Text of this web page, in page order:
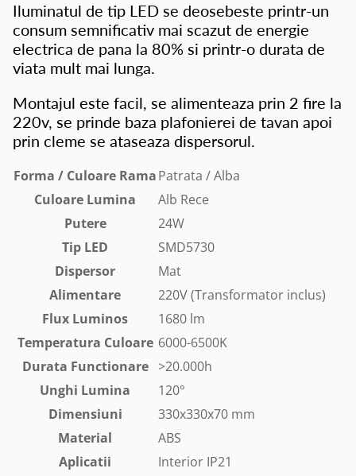
Iluminatul de tip LED se deosebeste printr-un
consum semnificativ mai scazut de energie
electrica de pana la 80% si printr-o durata de
viata mult mai lunga.
Montajul este facil, se alimenteaza prin 2 fire la
220v, se prinde baza plafonierei de tavan apoi
prin cleme se ataseaza dispersorul.
Forma / Culoare RamaPatrata / Alba
Culoare Lumina
Alb Rece
Putere
24W
Tip LED
SMD5730
Dispersor
Mat
Alimentare
220V (Transformator inclus)
Flux Luminos
1680 lm
Temperatura Culoare 6000-6500K
Durata Functionare >20.000h
Unghi Lumina
120°
Dimensiuni
330x330x70 mm
Material
ABS
Aplicatii
Interior IP21